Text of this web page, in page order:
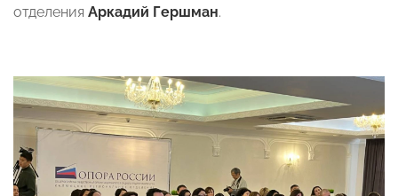
отделения Аркадий Гершман.